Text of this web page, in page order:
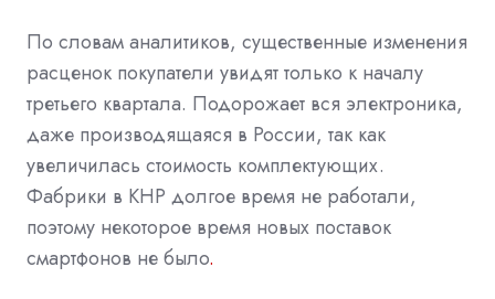
По словам аналитиков, существенные изменения
расценок покупатели увидят только к началу
третьего квартала. Подорожает вся электроника,
даже производящаяся в России, так как
увеличилась стоимость комплектующих.
Фабрики в КНР долгое время не работали,
поэтому некоторое время новых поставок
смартфонов не было.